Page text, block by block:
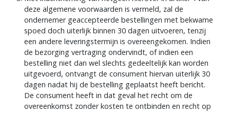
Met inachtneming van hetgeen hierover in artikel 4 van
deze algemene voorwaarden is vermeld, zal de
ondernemer geaccepteerde bestellingen met bekwame
spoed doch uiterlijk binnen 30 dagen uitvoeren, tenzij
een andere leveringstermijn is overeengekomen. Indien
de bezorging vertraging ondervindt, of indien een
bestelling niet dan wel slechts gedeeltelijk kan worden
uitgevoerd, ontvangt de consument hiervan uiterlijk 30
dagen nadat hij de bestelling geplaatst heeft bericht.
De consument heeft in dat geval het recht om de
overeenkomst zonder kosten te ontbinden en recht op